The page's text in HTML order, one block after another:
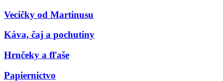
Vecičky od Martinusu
Káva, čaj a pochutiny
Hrnčeky a fľaše
Papiernictvo